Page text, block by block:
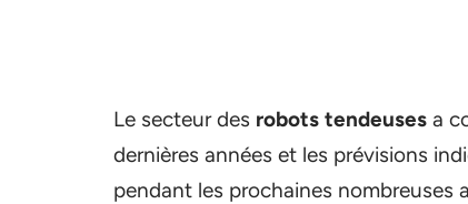
Le secteur des robots tendeuses a
dernières années et les prévisions
pendant les prochaines nombreuses